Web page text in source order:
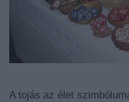
A tojás az élet